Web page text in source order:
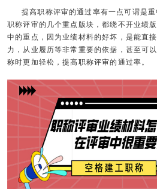
提高职称评审的通过率有一点可谓是
职称评审的几个重点版块，都绕不开业绩
中的重点，因为业绩材料的好坏，是能直
力，从业履历等非常重要的依据，甚至可
称时更加轻松，提高职称评审的通过率。